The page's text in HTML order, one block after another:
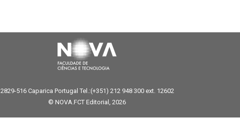
2829-516 Caparica Portugal Tel.:(+351) 212 948 300 ext. 12602
© NOVA.FCT Editorial, 2026